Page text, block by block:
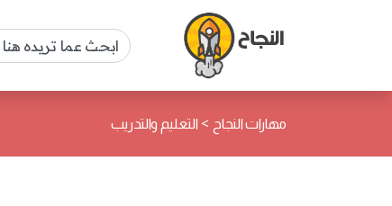
مهارات النجاح > التعليم والتدريب